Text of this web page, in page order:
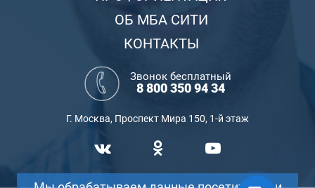
ОБ МБА СИТИ
КОНТАКТЫ
Звонок бесплатный
8 800 350 94 34
Г. Москва, Проспект Мира 150, 1-й этаж